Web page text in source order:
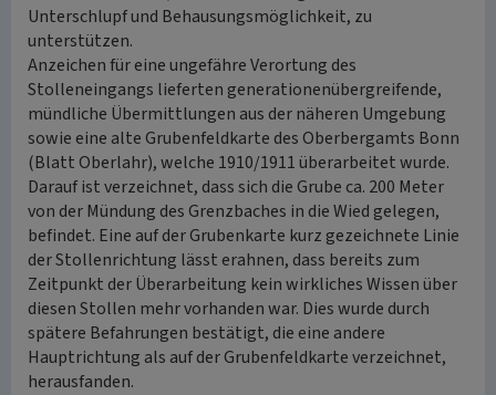
Unterschlupf und Behausungsmöglichkeit, zu
unterstützen.
Anzeichen für eine ungefähre Verortung des
Stolleneingangs lieferten generationenübergreifende,
mündliche Übermittlungen aus der näheren Umgebung
sowie eine alte Grubenfeldkarte des Oberbergamts Bonn
(Blatt Oberlahr), welche 1910/1911 überarbeitet wurde.
Darauf ist verzeichnet, dass sich die Grube ca. 200 Meter
von der Mündung des Grenzbaches in die Wied gelegen,
befindet. Eine auf der Grubenkarte kurz gezeichnete Linie
der Stollenrichtung lässt erahnen, dass bereits zum
Zeitpunkt der Überarbeitung kein wirkliches Wissen über
diesen Stollen mehr vorhanden war. Dies wurde durch
spätere Befahrungen bestätigt, die eine andere
Hauptrichtung als auf der Grubenfeldkarte verzeichnet,
herausfanden.